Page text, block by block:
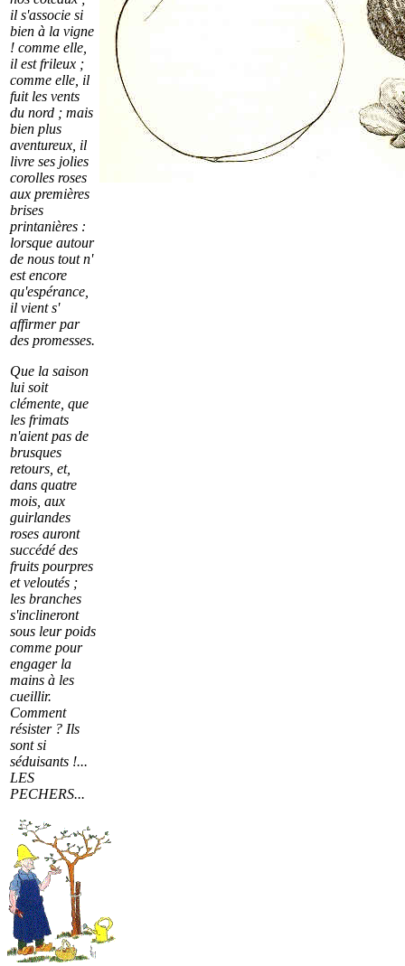
il s'associe si
bien à la vigne
! comme elle,
il est frileux ;
comme elle, il
fuit les vents
du nord ; mais
bien plus
aventureux, il
livre ses jolies
corolles roses
aux premières
brises
printanières :
lorsque autour
de nous tout n'
est encore
qu'espérance,
il vient s'
affirmer par
des promesses.
Que la saison
lui soit
clémente, que
les frimats
n'aient pas de
brusques
retours, et,
dans quatre
mois, aux
guirlandes
roses auront
succédé des
fruits pourpres
et veloutés ;
les branches
s'inclineront
sous leur poids
comme pour
engager la
mains à les
cueillir.
Comment
résister ? Ils
sont si
séduisants !...
LES
PECHERS...